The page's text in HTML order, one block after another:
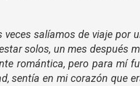
salíamos de viaje por
solos, un mes después
romántica, pero para mí
sentía en mi corazón que